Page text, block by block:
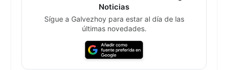
Noticias
Sígue a Galvezhoy para estar al día de las
últimas novedades.